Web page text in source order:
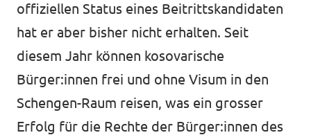
offiziellen Status eines Beitrittskandidaten
hat er aber bisher nicht erhalten. Seit
diesem Jahr können kosovarische
Bürger:innen frei und ohne Visum in den
Schengen-Raum reisen, was ein grosser
Erfolg für die Rechte der Bürger:innen des